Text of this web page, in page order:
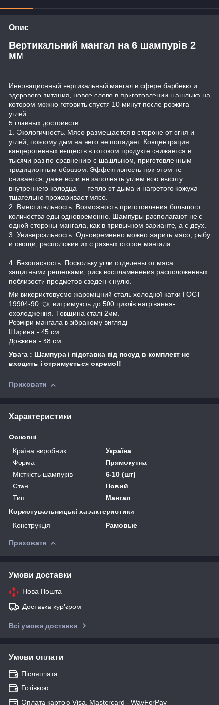
Опис
Вертикальний мангал на 6 шампурів 2
мм
Инновационный вертикальный мангал в сфере барбекю и
здорового питания, новое слово в приготовлении шашлыка на
котором можно готовить спустя 10 минут после розжига
углей.
5 главных достоинств:
1. Экологичность. Мясо размещается в стороне от огня и
углей, поэтому дым на него не попадает. Концентрация
канцерогенных веществ в готовом продукте снижается в
тысячи раз по сравнению с шашлыком, приготовленным
традиционным образом. Эффективность при этом не
снижается, даже если не заполнять углем всю высоту
внутреннего колодца — тепло от дыма и нагретого кожуха
тщательно прожаривает мясо.
2. Вместительность. Возможность приготовления большого
количества еды одновременно. Шампуры располагают не с
одной стороны мангала, как в привычном варианте, а с двух.
3. Универсальность. Одновременно можно жарить мясо, рыбу
и овощи, расположив их с разных сторон мангала.
4. Безопасность. Поскольку угли отделены от мяса
защитными решетками, риск воспламенения расположенных
поблизости предметов сведен к нулю.
Ми використовуємо жароміцний сталь холодної катки ГОСТ
19904-90 👈, витримують до 500 циклів нагрівання-
охолодження. Товщина сталі 2мм.
Розміри мангала в зібраному вигляді
Ширина - 45 см
Довжина - 38 см
Увага : Шампура і підставка під посуд в комплект не
входить і отримується окремо!!
Приховати
Характеристики
Основні
Країна виробник
Україна
Форма
Прямокутна
Місткість шампурів
6-10 (шт)
Стан
Новий
Тип
Мангал
Користувальницькі характеристики
Конструкція
Рамовые
Приховати
Умови доставки
Нова Пошта
Доставка кур'єром
Всі умови доставки
Умови оплати
Післяплата
Готівкою
Оплата картою Visa, Mastercard - WayForPay